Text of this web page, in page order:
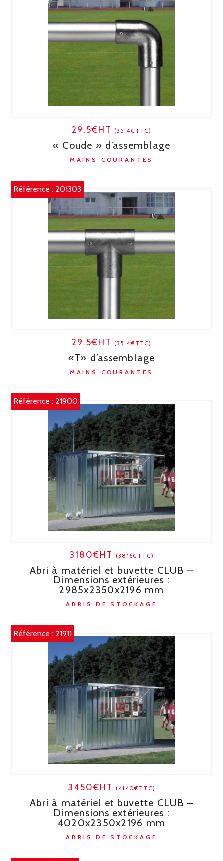
29.5€HT (35.4€TTC)
« Coude » d’assemblage
MAINS COURANTES
Référence : 201303
29.5€HT (35.4€TTC)
«T» d’assemblage
MAINS COURANTES
Référence : 21900
3180€HT (3816€TTC)
Abri à matériel et buvette CLUB –
Dimensions extérieures :
2985x2350x2196 mm
ABRIS DE STOCKAGE
Référence : 21911
3450€HT (4140€TTC)
Abri à matériel et buvette CLUB –
Dimensions extérieures :
4020x2350x2196 mm
ABRIS DE STOCKAGE